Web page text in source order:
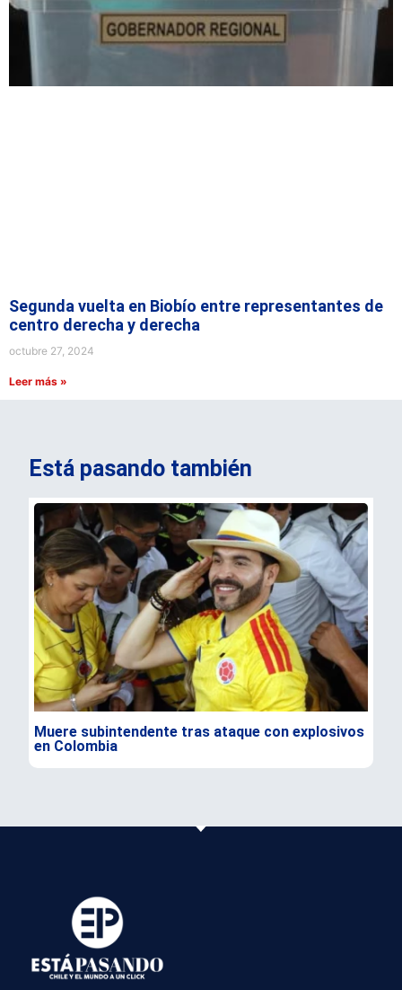
Segunda vuelta en Biobío entre representantes de
centro derecha y derecha
octubre 27, 2024
Leer más »
Está pasando también
Muere subintendente tras ataque con explosivos
en Colombia